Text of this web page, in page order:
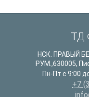
ТД
НСК. ПРАВЫЙ
РУМ.,630005,
Пн-Пт с 9:00
+7